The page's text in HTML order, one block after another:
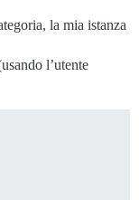
la mia istanza
l’utente